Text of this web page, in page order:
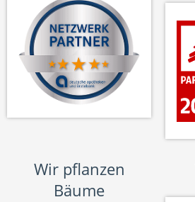
Wir pflanzen
Bäume